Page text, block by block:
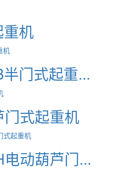
机
门式起重...
式起重机
动葫芦门...